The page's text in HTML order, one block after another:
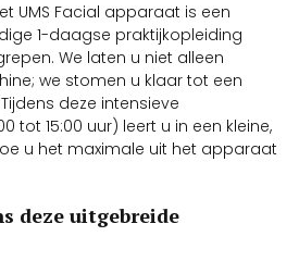
UMS Facial apparaat is een
1-daagse praktijkopleiding
We laten u niet alleen
we stomen u klaar tot een
deze intensieve
tot 15:00 uur) leert u in een kleine,
u het maximale uit het apparaat
deze uitgebreide